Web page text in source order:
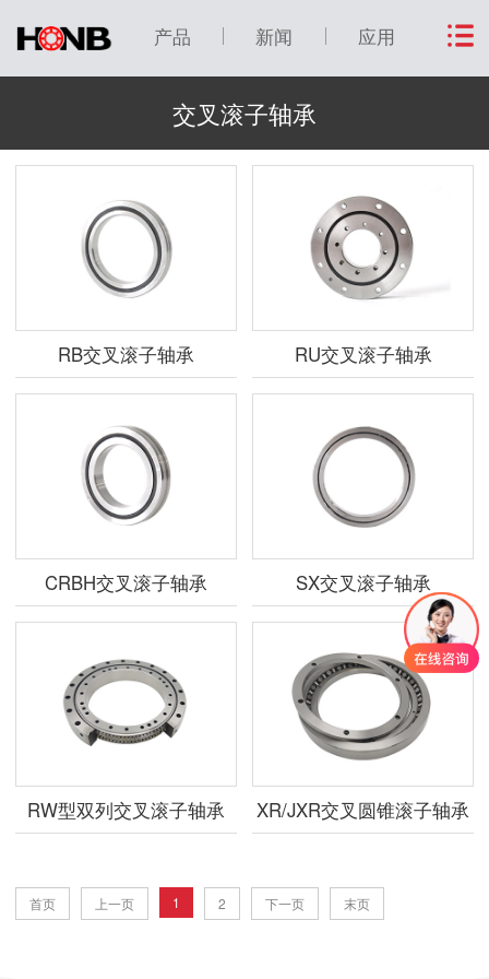
产品 新闻 应用
交叉滚子轴承
RB交叉滚子轴承 RU交叉滚子轴承
CRBH交叉滚子轴承 SX交叉滚子轴承
RW型双列交叉滚子轴承 XR/JXR交叉圆锥滚子轴承
首页 上一页 1 2 下一页 末页